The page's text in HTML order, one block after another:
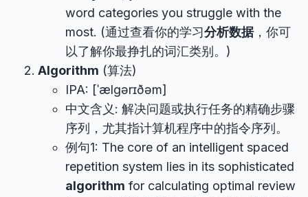
word categories you struggle with the
most. (通过查看你的学习分析数据，你可
以了解你最挣扎的词汇类别。)
Algorithm (算法)
IPA: [ˈælɡərɪðəm]
中文含义: 解决问题或执行任务的精确步骤
序列，尤其指计算机程序中的指令序列。
例句1: The core of an intelligent spaced
repetition system lies in its sophisticated
algorithm for calculating optimal review